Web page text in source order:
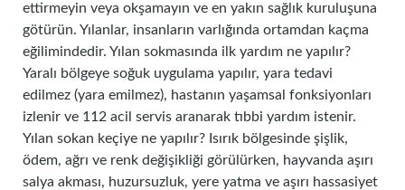
ettirmeyin veya okşamayın ve en yakın sağlık kuruluşuna
götürün. Yılanlar, insanların varlığında ortamdan kaçma
eğilimindedir. Yılan sokmasında ilk yardım ne yapılır?
Yaralı bölgeye soğuk uygulama yapılır, yara tedavi
edilmez (yara emilmez), hastanın yaşamsal fonksiyonları
izlenir ve 112 acil servis aranarak tıbbi yardım istenir.
Yılan sokan keçiye ne yapılır? Isırık bölgesinde şişlik,
ödem, ağrı ve renk değişikliği görülürken, hayvanda aşırı
salya akması, huzursuzluk, yere yatma ve aşırı hassasiyet